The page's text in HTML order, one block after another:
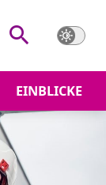
EINBLICKE